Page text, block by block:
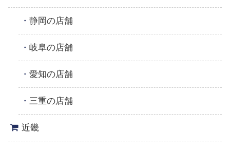
静岡の店舗
岐阜の店舗
愛知の店舗
三重の店舗
近畿